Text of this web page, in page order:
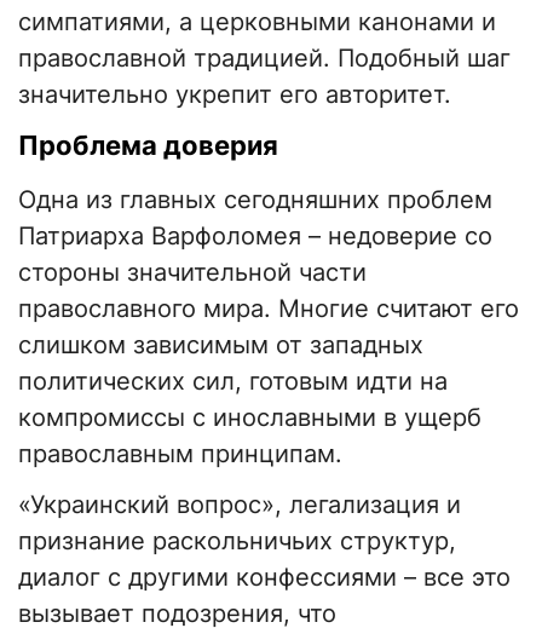
симпатиями, а церковными канонами и
православной традицией. Подобный шаг
значительно укрепит его авторитет.
Проблема доверия
Одна из главных сегодняшних проблем
Патриарха Варфоломея – недоверие со
стороны значительной части
православного мира. Многие считают его
слишком зависимым от западных
политических сил, готовым идти на
компромиссы с инославными в ущерб
православным принципам.
«Украинский вопрос», легализация и
признание раскольничьих структур,
диалог с другими конфессиями – все это
вызывает подозрения, что